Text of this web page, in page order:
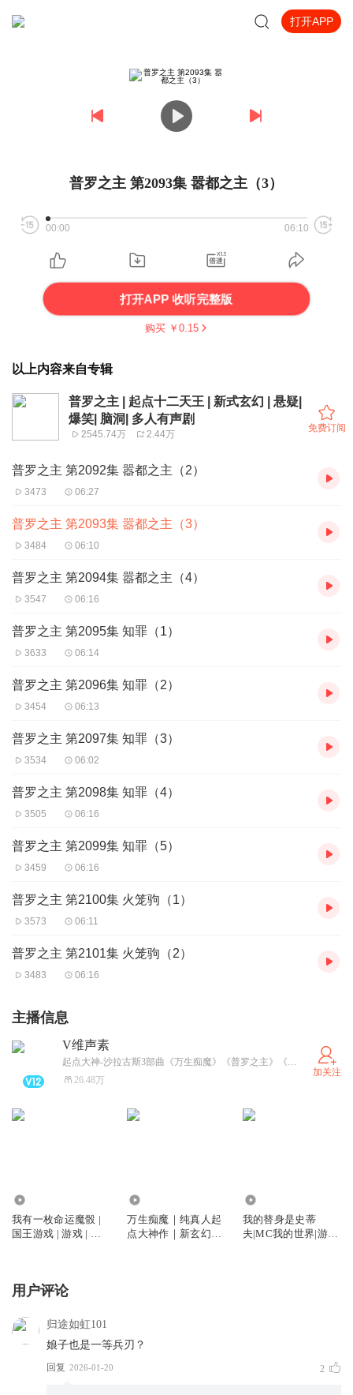
打开APP
普罗之主 第2093集 嚣都之主（3）
00:00 06:10
打开APP 收听完整版
购买 ￥ 0.15
以上内容来自专辑
普罗之主 | 起点十二天王 | 新式玄幻 | 悬疑|
爆笑| 脑洞| 多人有声剧
2545.74万 2.44万
免费订阅
普罗之主 第2092集 嚣都之主（2）
3473 06:27
普罗之主 第2093集 嚣都之主（3）
3484 06:10
普罗之主 第2094集 嚣都之主（4）
3547 06:16
普罗之主 第2095集 知罪（1）
3633 06:14
普罗之主 第2096集 知罪（2）
3454 06:13
普罗之主 第2097集 知罪（3）
3534 06:02
普罗之主 第2098集 知罪（4）
3505 06:16
普罗之主 第2099集 知罪（5）
3459 06:16
普罗之主 第2100集 火笼驹（1）
3573 06:11
普罗之主 第2101集 火笼驹（2）
3483 06:16
主播信息
V维声素
起点大神-沙拉古斯3部曲《万生痴魔》《普罗之主》《掌灯判官》重磅上线，爆更爽听中
26.48万
加关注
我有一枚命运魔骰 |
国王游戏 | 游戏 | 求
万生痴魔｜纯真人起
点大神作｜新玄幻｜
我的替身是史蒂
夫|MC我的世界|游戏|
用户评论
归途如虹101
娘子也是一等兵刃？
回复 2026-01-20 2